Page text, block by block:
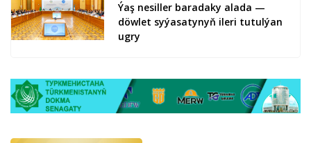
Ýaş ne­sil­ler ba­ra­da­ky ala­da —
döw­let sy­ýa­sa­ty­nyň ile­ri tu­tul­ýan
ug­ry